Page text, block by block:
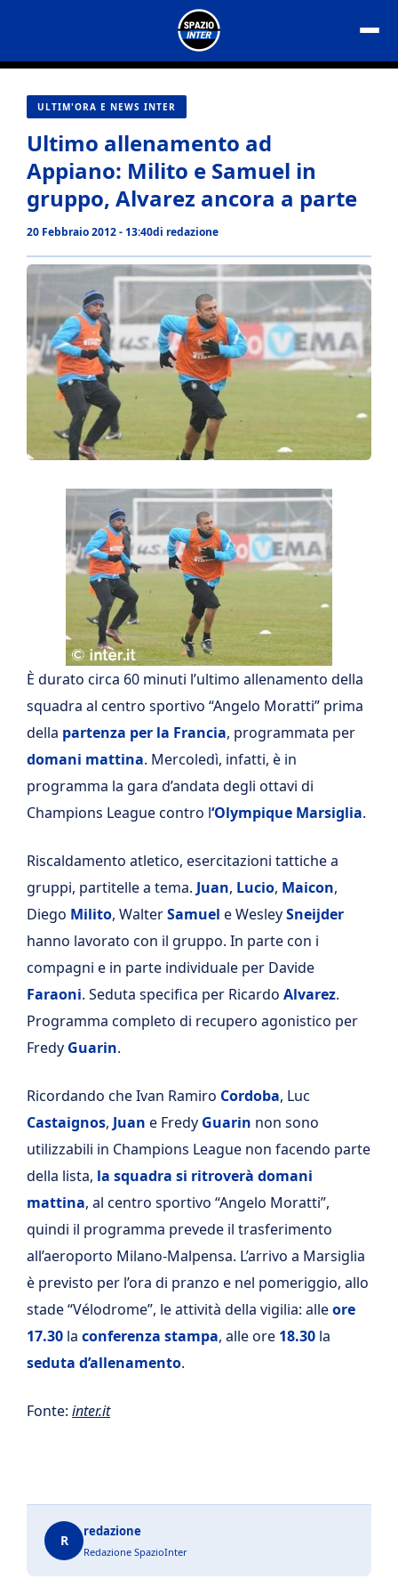
contenuto
ULTIM'ORA E NEWS INTER
Ultimo allenamento ad
Appiano: Milito e Samuel in
gruppo, Alvarez ancora a parte
20 Febbraio 2012 - 13:40di redazione
È durato circa 60 minuti l’ultimo allenamento della
squadra al centro sportivo “Angelo Moratti” prima
della partenza per la Francia, programmata per
domani mattina. Mercoledì, infatti, è in
programma la gara d’andata degli ottavi di
Champions League contro l‘Olympique Marsiglia.
Riscaldamento atletico, esercitazioni tattiche a
gruppi, partitelle a tema. Juan, Lucio, Maicon,
Diego Milito, WalterSamuel e WesleySneijder
hanno lavorato con il gruppo. In parte con i
compagni e in parte individuale per Davide
Faraoni. Seduta specifica per Ricardo Alvarez.
Programma completo di recupero agonistico per
Fredy Guarin.
Ricordando che Ivan Ramiro Cordoba, Luc
Castaignos, Juan e Fredy Guarin non sono
utilizzabili in Champions League non facendo parte
della lista, la squadra si ritroverà domani
mattina, al centro sportivo “Angelo Moratti”,
quindi il programma prevede il trasferimento
all’aeroporto Milano-Malpensa. L’arrivo a Marsiglia
è previsto per l’ora di pranzo e nel pomeriggio, allo
stade “Vélodrome”, le attività della vigilia: alleore
17.30 la conferenza stampa, alle ore 18.30 la
seduta d’allenamento.
Fonte: inter.it
R
redazione
Redazione SpazioInter